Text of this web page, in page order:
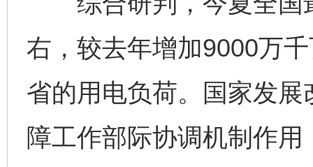
右，较去年增加9000万
省的用电负荷。国家发
障工作部际协调机制作